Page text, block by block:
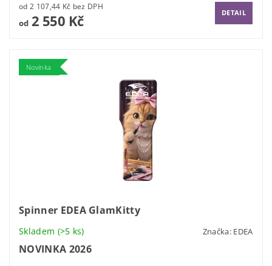
od 2 107,44 Kč bez DPH
od2 550 Kč DETAIL
Novinka
Spinner EDEA GlamKitty
Skladem (>5 ks) Značka: EDEA
NOVINKA 2026